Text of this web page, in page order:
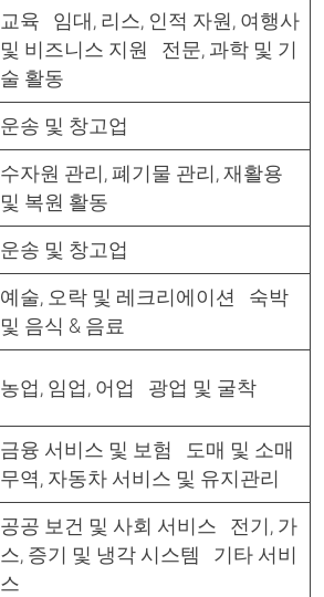
교육 임대, 리스, 인적 자원, 여행사
및 비즈니스 지원 전문, 과학 및 기
술 활동
운송 및 창고업
수자원 관리, 폐기물 관리, 재활용
및 복원 활동
운송 및 창고업
예술, 오락 및 레크리에이션 숙박
및 음식 & 음료
농업, 임업, 어업 광업 및 굴착
금융 서비스 및 보험 도매 및 소매
무역, 자동차 서비스 및 유지관리
공공 보건 및 사회 서비스 전기, 가
스, 증기 및 냉각 시스템 기타 서비
스